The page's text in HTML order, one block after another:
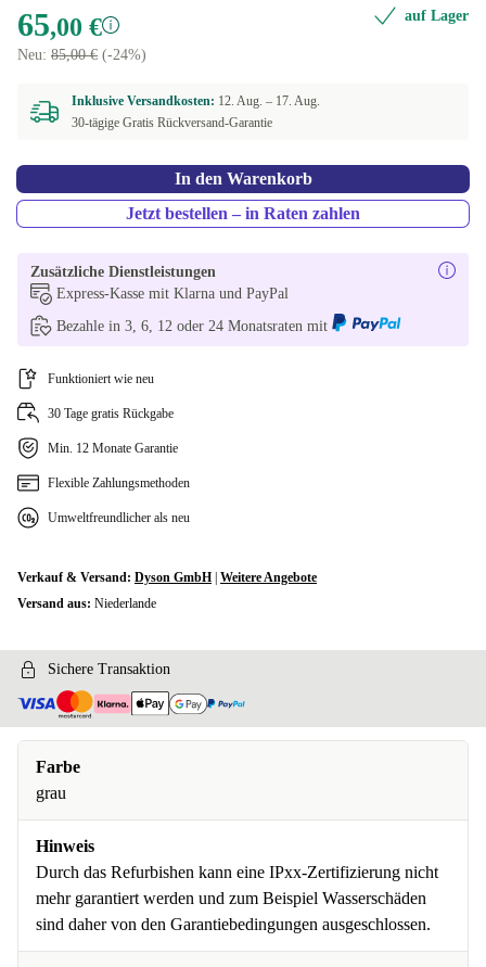
65,00 €
Neu: 85,00 € (-24%)
auf Lager
Inklusive Versandkosten: 12. Aug. – 17. Aug.
30-tägige Gratis Rückversand-Garantie
In den Warenkorb
Jetzt bestellen – in Raten zahlen
Zusätzliche Dienstleistungen
Express-Kasse mit Klarna und PayPal
Bezahle in 3, 6, 12 oder 24 Monatsraten mit
Funktioniert wie neu
30 Tage gratis Rückgabe
Min. 12 Monate Garantie
Flexible Zahlungsmethoden
Umweltfreundlicher als neu
Verkauf & Versand: Dyson GmbH Weitere Angebote
Versand aus: Niederlande
Sichere Transaktion
Farbe
grau
Hinweis
Durch das Refurbishen kann eine IPxx-Zertifizierung nicht
mehr garantiert werden und zum Beispiel Wasserschäden
sind daher von den Garantiebedingungen ausgeschlossen.